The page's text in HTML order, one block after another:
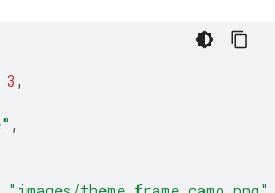
3,
,